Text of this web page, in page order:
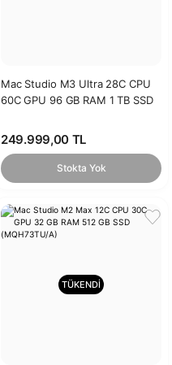
Mac Studio M3 Ultra 28C CPU
60C GPU 96 GB RAM 1 TB SSD
249.999,00 TL
Stokta Yok
TÜKENDİ